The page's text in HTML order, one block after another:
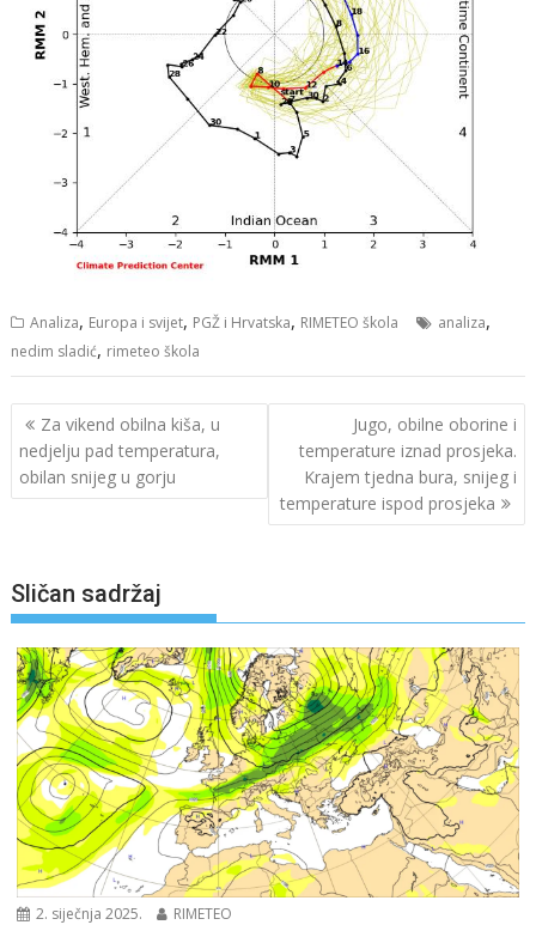
Analiza, Europa i svijet, PGŽ i Hrvatska, RIMETEO škola analiza,
nedim sladić, rimeteo škola
Navigacija
objava
Za vikend obilna kiša, u
nedjelju pad temperatura,
obilan snijeg u gorju
Jugo, obilne oborine i
temperature iznad prosjeka.
Krajem tjedna bura, snijeg i
temperature ispod prosjeka
Sličan sadržaj
2. siječnja 2025. RIMETEO